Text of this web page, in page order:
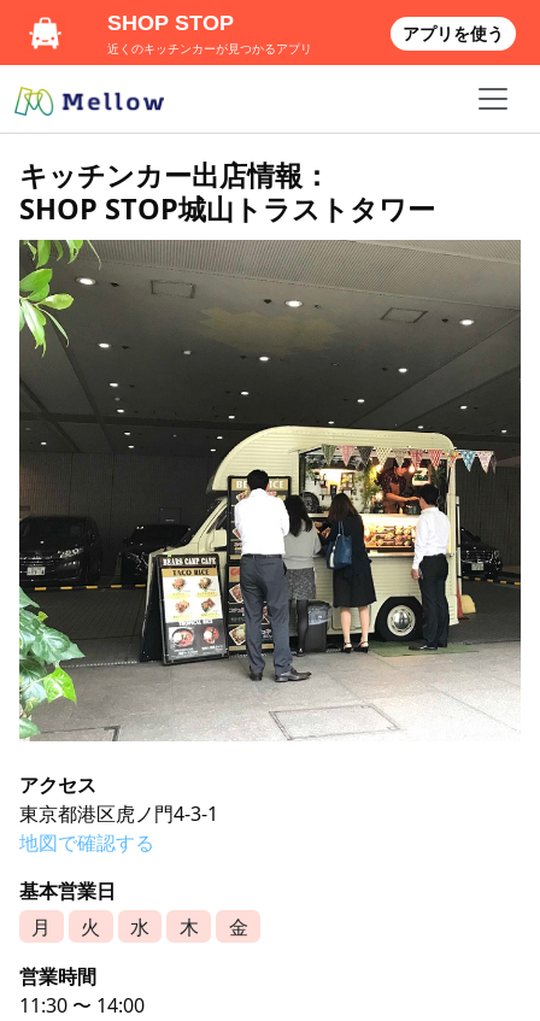
キッチンカー出店情報：
SHOP STOP城山トラストタワー
アクセス
東京都港区虎ノ門4-3-1
地図で確認する
基本営業日
月
火 水 木
金
営業時間
11:30 〜 14:00
SHOP STOP
近くのキッチンカーが見つかるアプリ
アプリを使う